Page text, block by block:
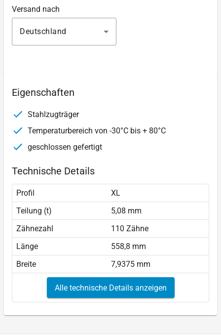
Versand nach
Deutschland
Eigenschaften
Stahlzugträger
Temperaturbereich von -30°C bis + 80°C
geschlossen gefertigt
Technische Details
Profil
XL
Teilung (t)
5,08 mm
Zähnezahl
110 Zähne
Länge
558,8 mm
Breite
7,9375 mm
Alle technische Details anzeigen